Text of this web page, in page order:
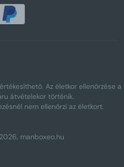
Az életkor ellenőrzése a
átvételekor történik.
nem ellenőrzi az életkort.
manboxeo.hu